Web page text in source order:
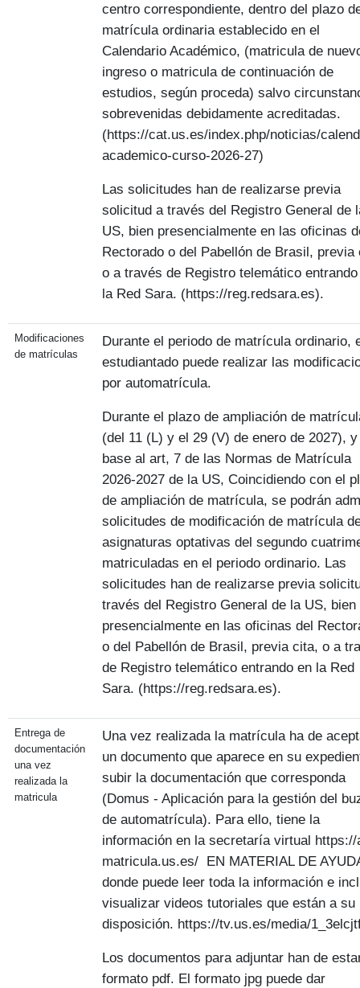
centro correspondiente, dentro del plazo
matrícula ordinaria establecido en el
Calendario Académico, (matricula de
ingreso o matricula de continuación de
estudios, según proceda) salvo
sobrevenidas debidamente acreditadas.
(https://cat.us.es/index.php/noticias/
academico-curso-2026-27)
Las solicitudes han de realizarse previa
solicitud a través del Registro General de
US, bien presencialmente en las oficinas
Rectorado o del Pabellón de Brasil, previa
o a través de Registro telemático
la Red Sara. (https://reg.redsara.es).
Modificaciones
de matrículas
Durante el periodo de matrícula ordinario,
estudiantado puede realizar las
por automatrícula.
Durante el plazo de ampliación de
(del 11 (L) y el 29 (V) de enero de 2027),
base al art, 7 de las Normas de Matrícula
2026-2027 de la US, Coincidiendo con el
de ampliación de matrícula, se podrán
solicitudes de modificación de matrícula
asignaturas optativas del segundo
matriculadas en el periodo ordinario. Las
solicitudes han de realizarse previa
través del Registro General de la US, bien
presencialmente en las oficinas del
o del Pabellón de Brasil, previa cita, o a
de Registro telemático entrando en la Red
Sara. (https://reg.redsara.es).
Entrega de
documentación
una vez
realizada la
matricula
Una vez realizada la matrícula ha de
un documento que aparece en su
subir la documentación que corresponda
(Domus - Aplicación para la gestión del
de automatrícula). Para ello, tiene la
información en la secretaría virtual https://
matricula.us.es/ EN MATERIAL DE
donde puede leer toda la información e
visualizar videos tutoriales que están a su
disposición. https://tv.us.es/media/
Los documentos para adjuntar han de
formato pdf. El formato jpg puede dar